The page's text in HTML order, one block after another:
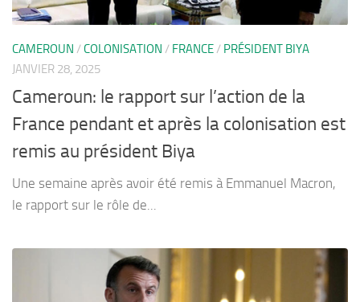
CAMEROUN /COLONISATION / FRANCE / PRÉSIDENT BIYA
JANVIER 28, 2025
Cameroun: le rapport sur l’action de la
France pendant et après la colonisation est
remis au président Biya
Une semaine après avoir été remis à Emmanuel Macron,
le rapport sur le rôle de...